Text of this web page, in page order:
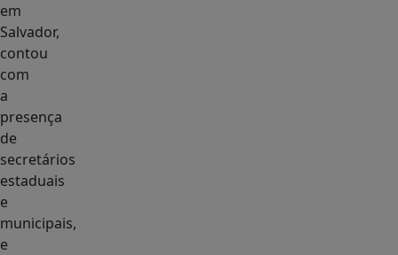
em
Salvador,
contou
com
a
presença
de
secretários
estaduais
e
municipais,
e